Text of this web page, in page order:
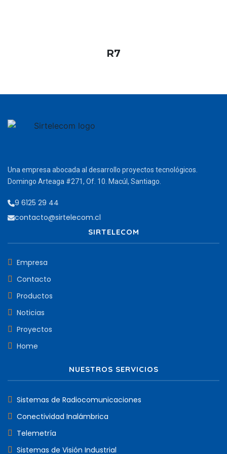
R7
Una empresa abocada al desarrollo proyectos tecnológicos.
Domingo Arteaga #271, Of. 10. Macúl, Santiago.
9 6125 29 44
contacto@sirtelecom.cl
SIRTELECOM
Empresa
Contacto
Productos
Noticias
Proyectos
Home
NUESTROS SERVICIOS
Sistemas de Radiocomunicaciones
Conectividad Inalámbrica
Telemetría
Sistemas de Visión Industrial